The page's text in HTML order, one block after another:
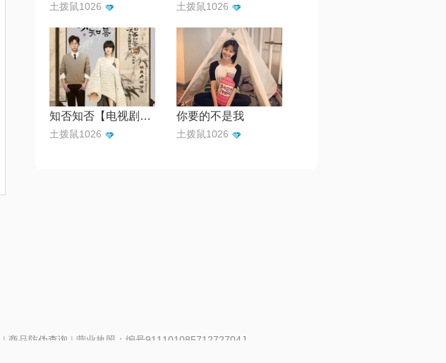
土拨鼠1026 土拨鼠1026
知否知否【电视剧《知否知否应是绿肥红瘦》主题曲】
土拨鼠1026
你要的不是我
土拨鼠1026
| 商品防伪查询 | 营业执照：编号91110108571272704J